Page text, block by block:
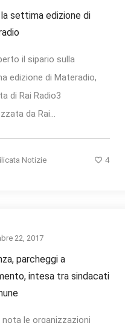
settima edizione di
il sipario sulla
edizione di Materadio,
di Rai Radio3
da Rai...
Notizie 4
22, 2017
parcheggi a
intesa tra sindacati
nota le organizzazioni